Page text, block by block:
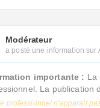
Modérateur
a posté une information sur
importante : La
La publication
professionnel n'apparait